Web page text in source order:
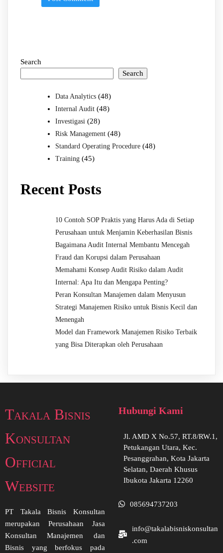
Search
Search
Data Analytics (48)
Internal Audit (48)
Investigasi (28)
Risk Management (48)
Standard Operating Procedure (48)
Training (45)
Recent Posts
10 Contoh SOP Praktis yang Harus Ada di Setiap
Perusahaan untuk Menjamin Keberhasilan Bisnis
Bagaimana Audit Internal Membantu Mencegah
Fraud dan Korupsi dalam Perusahaan
Memahami Konsep Audit Risiko dalam Audit
Internal: Apa Itu dan Mengapa Penting?
Peran Konsultan Manajemen dalam Menyusun
Strategi Manajemen Risiko untuk Bisnis Kecil dan
Menengah
Model dan Framework Manajemen Risiko Terbaik
yang Bisa Diterapkan oleh Perusahaan
Takala Bisnis
Konsultan
Official
Website
PT Takala Bisnis Konsultan
merupakan Perusahaan Jasa
Konsultan Manajemen dan
Bisnis yang berfokus pada
Hubungi Kami
Jl. AMD X No.57, RT.8/RW.1,
Petukangan Utara, Kec.
Pesanggrahan, Kota Jakarta
Selatan, Daerah Khusus
Ibukota Jakarta 12260
085694737203
info@takalabisniskonsultan
.com